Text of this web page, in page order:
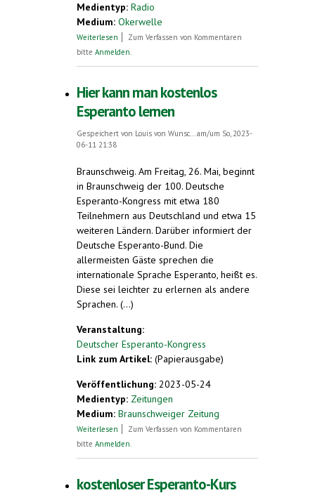
Medientyp: Radio
Medium: Okerwelle
Weiterlesen über Positive Bilanz: Nachlese vom 100.
Braunschweig
Zum Verfassen von Kommentaren
bitte Anmelden.
Hier kann man kostenlos
Esperanto lernen
Gespeichert von Louis von Wunsc...am/um So, 2023-
06-11 21:38
Braunschweig. Am Freitag, 26. Mai, beginnt
in Braunschweig der 100. Deutsche
Esperanto-Kongress mit etwa 180
Teilnehmern aus Deutschland und etwa 15
weiteren Ländern. Darüber informiert der
Deutsche Esperanto-Bund. Die
allermeisten Gäste sprechen die
internationale Sprache Esperanto, heißt es.
Diese sei leichter zu erlernen als andere
Sprachen. (...)
Veranstaltung:
Deutscher Esperanto-Kongress
Link zum Artikel: (Papierausgabe)
Veröffentlichung: 2023-05-24
Medientyp: Zeitungen
Medium: Braunschweiger Zeitung
Weiterlesen über Hier kann man kostenlos Esperanto
Zum Verfassen von Kommentaren
bitte Anmelden.
kostenloser Esperanto-Kurs